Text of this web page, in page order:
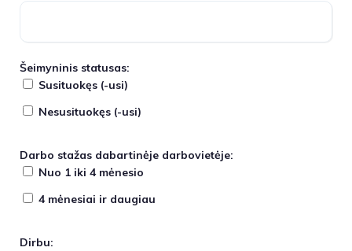
Šeimyninis statusas:
Susituokęs (-usi)
Nesusituokęs (-usi)
Darbo stažas dabartinėje darbovietėje:
Nuo 1 iki 4 mėnesio
4 mėnesiai ir daugiau
Dirbu: